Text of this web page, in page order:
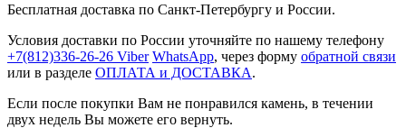
Бесплатная доставка по Санкт-Петербургу и России.
Условия доставки по России уточняйте по нашему телефону
+7(812)336-26-26 Viber WhatsApp, через форму обратной связи
или в разделе ОПЛАТА и ДОСТАВКА.
Если после покупки Вам не понравился камень, в течении
двух недель Вы можете его вернуть.